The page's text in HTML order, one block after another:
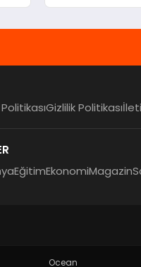
Gizlilik Politikası
EğitimEkonomiMagazin
Ocean